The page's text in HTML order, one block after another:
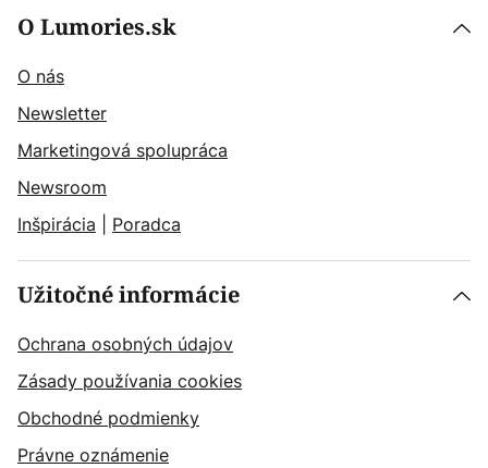
O Lumories.sk
O nás
Newsletter
Marketingová spolupráca
Newsroom
Inšpirácia
Poradca
Užitočné informácie
Ochrana osobných údajov
Zásady používania cookies
Obchodné podmienky
Právne oznámenie